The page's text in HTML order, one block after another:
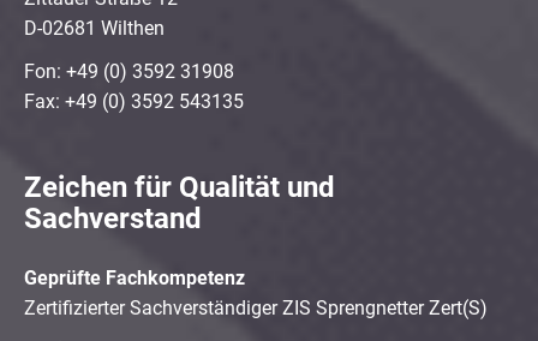
D-02681 Wilthen
Fon: +49 (0) 3592 31908
Fax: +49 (0) 3592 543135
Zeichen für Qualität und
Sachverstand
Geprüfte Fachkompetenz
Zertifizierter Sachverständiger ZIS Sprengnetter Zert(S)